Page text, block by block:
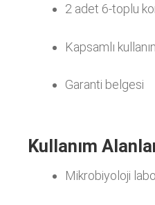
2 adet 6-toplu
Kapsamlı
Garanti belgesi
Kullanım
Mikrobiyoloji